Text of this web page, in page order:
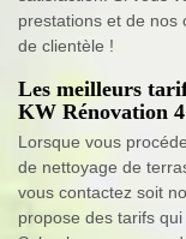
prestations et de nos
de clientèle !
Les meilleurs
KW Rénovation
Lorsque vous
de nettoyage de
vous contactez soit
propose des tarifs